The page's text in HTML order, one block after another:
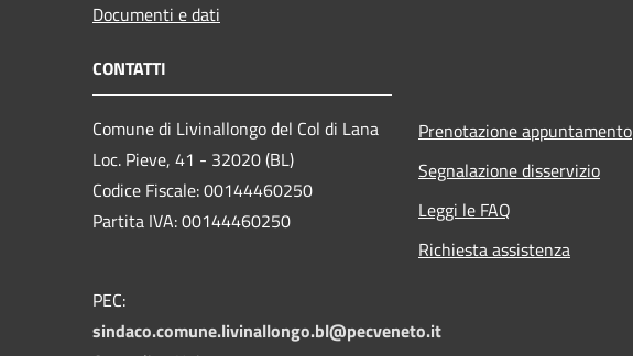
Documenti e dati
CONTATTI
Comune di Livinallongo del Col di Lana
Loc. Pieve, 41 - 32020 (BL)
Codice Fiscale: 00144460250
Partita IVA: 00144460250
PEC:
sindaco.comune.livinallongo.bl@pecveneto.it
Prenotazione appuntamento
Segnalazione disservizio
Leggi le FAQ
Richiesta assistenza